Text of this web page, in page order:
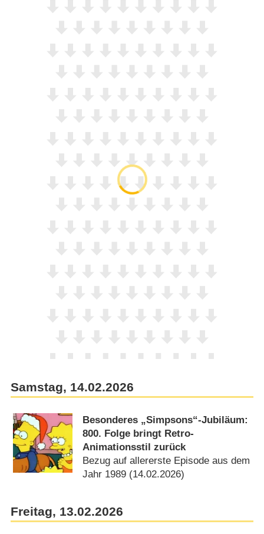
Samstag, 14.02.2026
Besonderes „Simpsons“-Jubiläum:
800. Folge bringt Retro-
Animationsstil zurück
Bezug auf allererste Episode aus dem
Jahr 1989 (14.02.2026)
Freitag, 13.02.2026